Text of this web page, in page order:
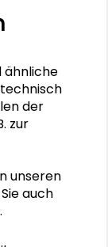
bis
von
bei der
Bachelor
ähnliche
der
zur
unseren
auch